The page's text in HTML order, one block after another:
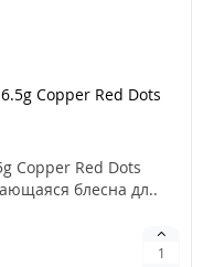
Copper Red Dots
Copper Red Dots
блесна дл..